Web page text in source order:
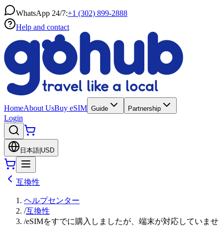
WhatsApp 24/7:+1 (302) 899-2888
Help and contact
HomeAbout UsBuy eSIM Guide Partnership
Login
日本語 USD
互換性
ヘルプセンター
/互換性
/eSIMをすでに購入しましたが、端末が対応していませ